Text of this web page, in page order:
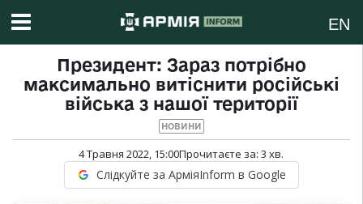
EN
Президент: Зараз потрібно
максимально витіснити російські
війська з нашої території
НОВИНИ
4 Травня 2022, 15:00Прочитаєте за: 3 хв.
Слідкуйте за АрміяInform в Google